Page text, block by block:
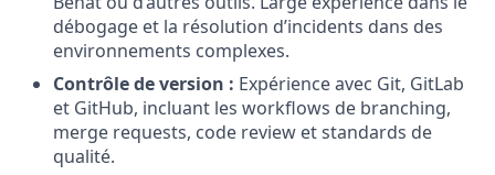
débogage et la résolution d’incidents dans des
environnements complexes.
Contrôle de version : Expérience avec Git, GitLab
et GitHub, incluant les workflows de branching,
merge requests, code review et standards de
qualité.